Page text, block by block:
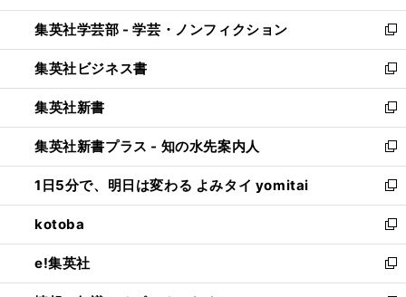
開
く
ウ
で
開
く
ン
ド
ウ
で
開
く
ウ
ィ
ン
ド
ウ
で
開
く
集英社学芸部 - 学芸・ノンフィクション
新
し
い
ウ
ィ
ン
ド
ウ
で
開
く
集英社ビジネス書
新
し
い
ウ
ィ
ン
ド
ウ
で
開
く
集英社新書
新
し
い
ウ
ィ
ン
ド
ウ
で
開
集英社新書プラス - 知の水先案内人
新
し
い
ウ
ィ
ン
ド
ウ
1日5分で、明日は変わる よみタイ yomitai
新
し
い
ウ
ィ
ン
kotoba
新
し
い
ウ
e!集英社
新
し